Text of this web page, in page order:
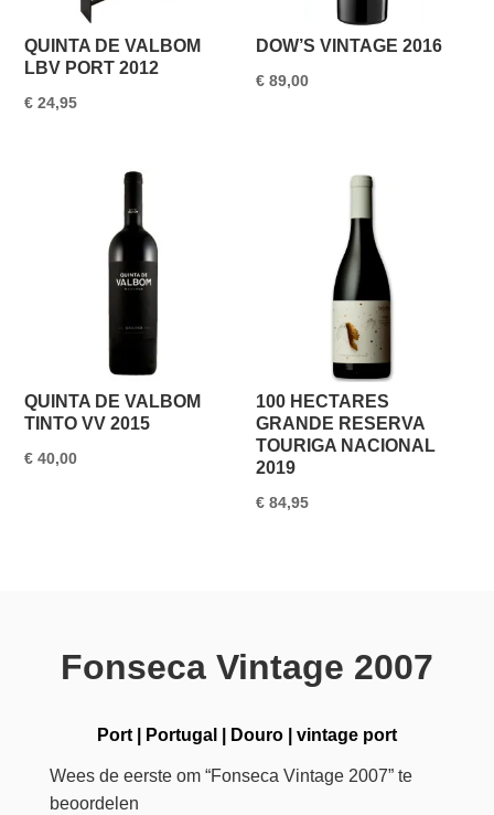
QUINTA DE VALBOM
LBV PORT 2012
€ 24,95
DOW’S VINTAGE 2016
€ 89,00
QUINTA DE VALBOM
TINTO VV 2015
€ 40,00
100 HECTARES
GRANDE RESERVA
TOURIGA NACIONAL
2019
€ 84,95
Fonseca Vintage 2007
Port| Portugal Douro| vintage port
Wees de eerste om “Fonseca Vintage 2007” te
beoordelen